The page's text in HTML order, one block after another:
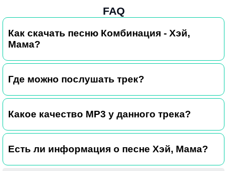
FAQ
Как скачать песню Комбинация - Хэй,
Мама?
Где можно послушать трек?
Какое качество MP3 у данного трека?
Есть ли информация о песне Хэй, Мама?